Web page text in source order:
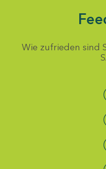
Wie zufrieden sind